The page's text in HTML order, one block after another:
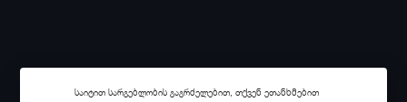
საიტით სარგებლობის გაგრძელებით, თქვენ ეთანხმებით